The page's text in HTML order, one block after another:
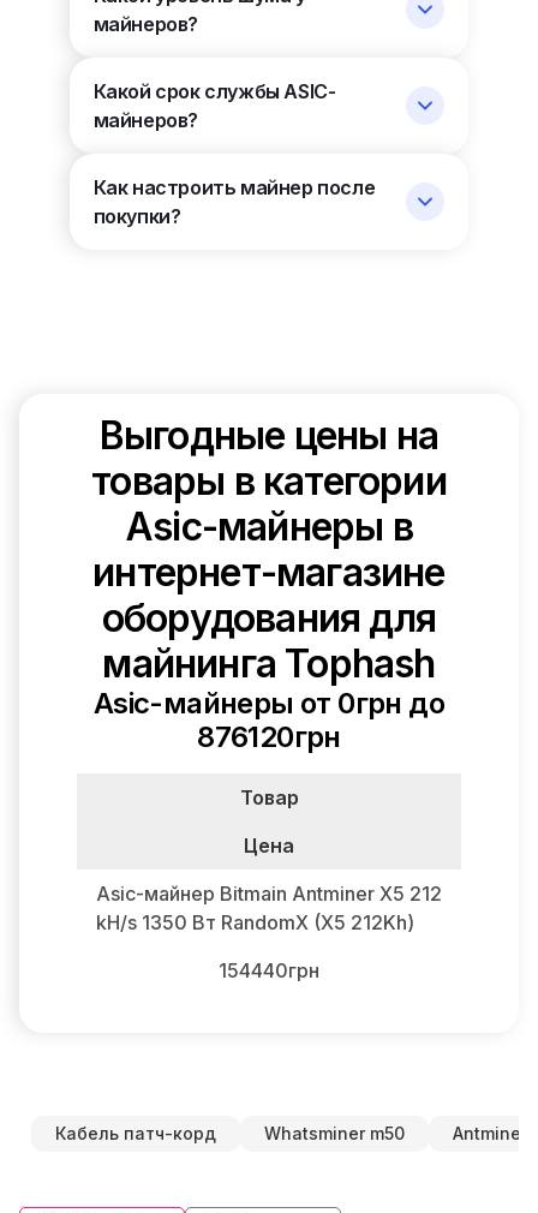
майнеров?
Какой срок службы ASIC-
майнеров?
Как настроить майнер после
покупки?
Выгодные цены на
товары в категории
Asic-майнеры в
интернет-магазине
оборудования для
майнинга Tophash
Asic-майнеры от 0грн до
876120грн
Товар
Цена
Asic-майнер Bitmain Antminer X5 212
kH/s 1350 Вт RandomX (X5 212Kh)
154440грн
Кабель патч-корд Whatsminer m50 Antminer